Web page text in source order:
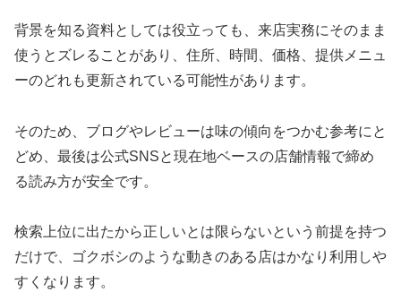
背景を知る資料としては役立っても、来店実務にそのまま
使うとズレることがあり、住所、時間、価格、提供メニュ
ーのどれも更新されている可能性があります。
そのため、ブログやレビューは味の傾向をつかむ参考にと
どめ、最後は公式SNSと現在地ベースの店舗情報で締め
る読み方が安全です。
検索上位に出たから正しいとは限らないという前提を持つ
だけで、ゴクボシのような動きのある店はかなり利用しや
すくなります。